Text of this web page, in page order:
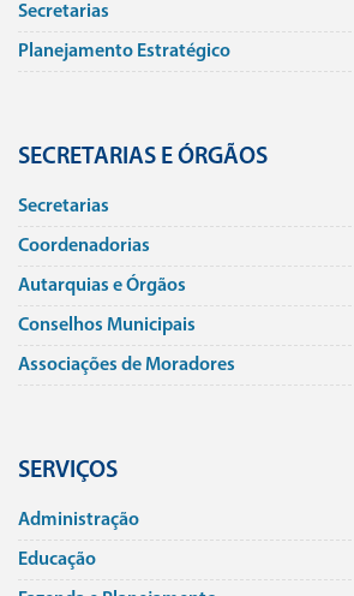
Secretarias
Planejamento Estratégico
SECRETARIAS E ÓRGÃOS
Secretarias
Coordenadorias
Autarquias e Órgãos
Conselhos Municipais
Associações de Moradores
SERVIÇOS
Administração
Educação